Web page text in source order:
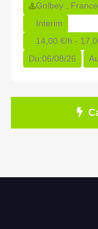
Golbey , France
Interim
14,00 €/h -
Du:06/08/26